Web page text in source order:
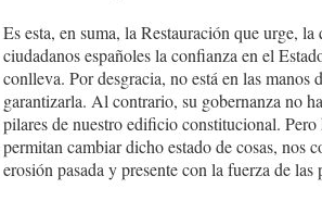
Es esta, en suma, la Restauración que urge,
ciudadanos españoles la confianza en el
conlleva. Por desgracia, no está en las manos
garantizarla. Al contrario, su gobernanza no
pilares de nuestro edificio constitucional. Pero
permitan cambiar dicho estado de cosas, nos
erosión pasada y presente con la fuerza de las